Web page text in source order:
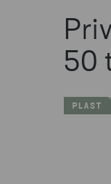
50
PLAST